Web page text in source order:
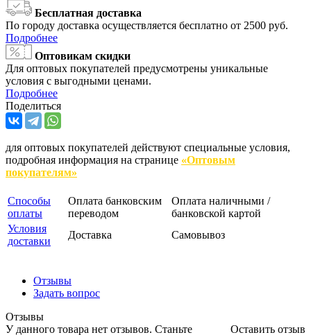
Бесплатная доставка
По городу доставка осуществляется бесплатно от 2500 руб.
Подробнее
Оптовикам скидки
Для оптовых покупателей предусмотрены уникальные
условия с выгодными ценами.
Подробнее
Поделиться
для оптовых покупателей действуют специальные условия,
подробная информация на странице «Оптовым
покупателям»
Способы
оплаты
Оплата банковским
переводом
Оплата наличными /
банковской картой
Условия
доставки
Доставка Самовывоз
Отзывы
Задать вопрос
Отзывы
Оставить отзыв
У данного товара нет отзывов. Станьте